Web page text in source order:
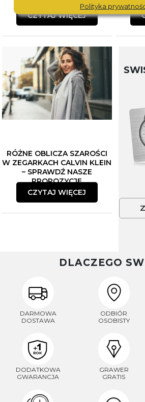
CZYTAJ WIĘCEJ
RÓŻNE OBLICZA SZAROŚCI
W ZEGARKACH CALVIN KLEIN
– SPRAWDŹ NASZE
PROPOZYCJE
CZYTAJ WIĘCEJ
DLACZEGO
DARMOWA
DOSTAWA
ODBIÓR
OSOBISTY
DODATKOWA
GWARANCJA
GRAWER
GRATIS
Polityka